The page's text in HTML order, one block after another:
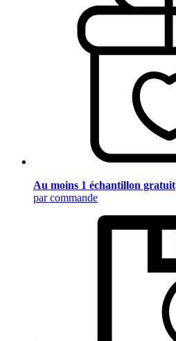
Au moins 1 échantillon gratuit
par commande